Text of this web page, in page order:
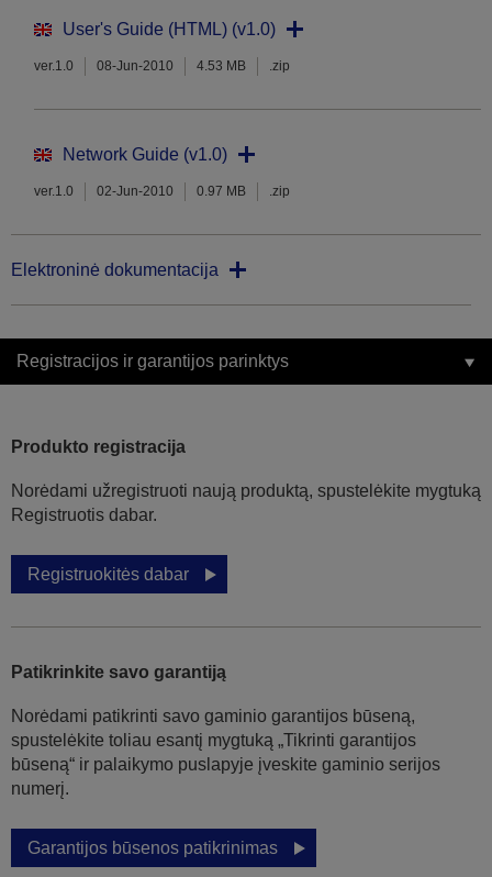
User's Guide (HTML) (v1.0)
ver.1.0 08-Jun-2010 4.53 MB .zip
Network Guide (v1.0)
ver.1.0 02-Jun-2010 0.97 MB .zip
Elektroninė dokumentacija
Registracijos ir garantijos parinktys
Produkto registracija
Norėdami užregistruoti naują produktą, spustelėkite mygtuką
Registruotis dabar.
Registruokitės dabar
Patikrinkite savo garantiją
Norėdami patikrinti savo gaminio garantijos būseną,
spustelėkite toliau esantį mygtuką „Tikrinti garantijos
būseną“ ir palaikymo puslapyje įveskite gaminio serijos
numerį.
Garantijos būsenos patikrinimas